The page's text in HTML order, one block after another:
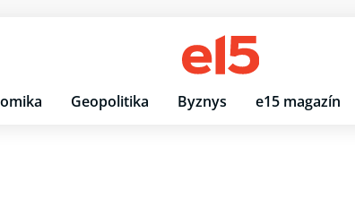
Geopolitika Byznys e15 magazín